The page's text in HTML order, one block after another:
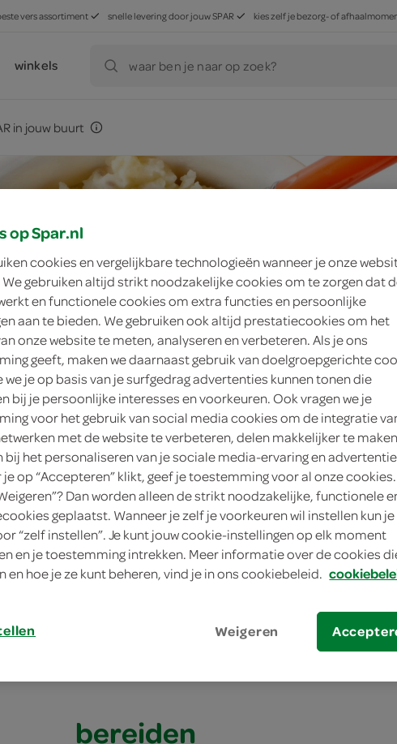
vers assortiment snelle levering door jouw SPAR kies zelf je bezorg- of
winkels waar ben je naar op zoek?
in jouw buurt
koolraap met aardappel, boter en tijm
koolraap met
bereiden
op Spar.nl
cookies en vergelijkbare technologieën wanneer je onze
gebruiken altijd strikt noodzakelijke cookies om te zorgen dat
en functionele cookies om extra functies en persoonlijke
aan te bieden. We gebruiken ook altijd prestatiecookies om het
onze website te meten, analyseren en verbeteren. Als je ons
geeft, maken we daarnaast gebruik van doelgroepgerichte
we je op basis van je surfgedrag advertenties kunnen tonen die
bij je persoonlijke interesses en voorkeuren. Ook vragen we je
voor het gebruik van social media cookies om de integratie
met de website te verbeteren, delen makkelijker te
bij het personaliseren van je sociale media-ervaring en
je op “Accepteren” klikt, geef je toestemming voor al onze cookies.
Dan worden alleen de strikt noodzakelijke, functionele
geplaatst. Wanneer je zelf je voorkeuren wil instellen kun je
“zelf instellen”. Je kunt jouw cookie-instellingen op elk moment
en je toestemming intrekken. Meer informatie over de cookies
en hoe je ze kunt beheren, vind je in ons cookiebeleid.
Weigeren